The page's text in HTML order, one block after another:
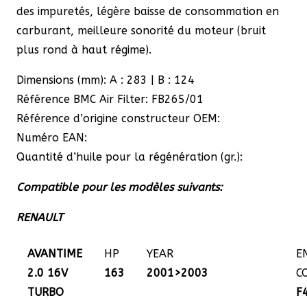
des impuretés, légère baisse de consommation en
carburant, meilleure sonorité du moteur (bruit
plus rond à haut régime).
Dimensions (mm): A : 283 | B : 124
Référence BMC Air Filter: FB265/01
Référence d’origine constructeur OEM:
Numéro EAN:
Quantité d’huile pour la régénération (gr.):
Compatible pour les modèles suivants:
RENAULT
AVANTIME
2.0 16V
TURBO
HP
163
YEAR
2001>2003